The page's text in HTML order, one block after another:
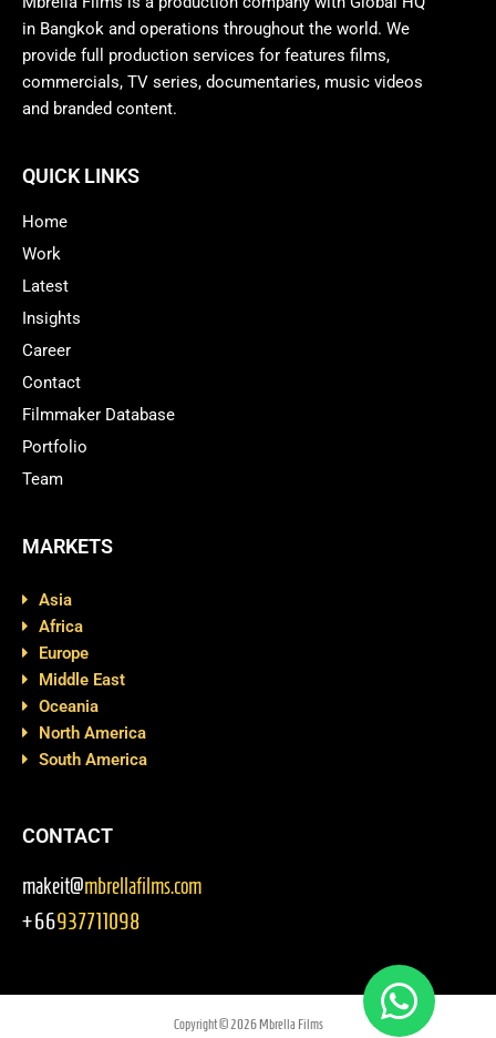
in Bangkok and operations throughout the world. We
provide full production services for features films,
commercials, TV series, documentaries, music videos
and branded content.
QUICK LINKS
Home
Work
Latest
Insights
Career
Contact
Filmmaker Database
Portfolio
Team
MARKETS
Asia
Africa
Europe
Middle East
Oceania
North America
South America
CONTACT
makeit@mbrellafilms.com
+66937711098
Copyright © 2026 Mbrella Films